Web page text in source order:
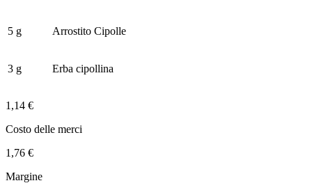
5 g Arrostito Cipolle
3 g Erba cipollina
1,14 €
Costo delle merci
1,76 €
Margine